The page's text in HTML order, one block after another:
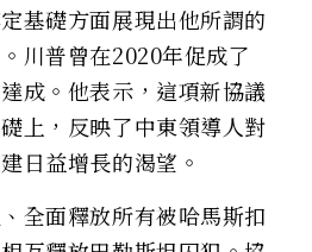
基礎方面展現出他所謂的
川普曾在2020年促成了
成。他表示，這項新協議
上，反映了中東領導人對
日益增長的渴望。
全面釋放所有被哈馬斯扣